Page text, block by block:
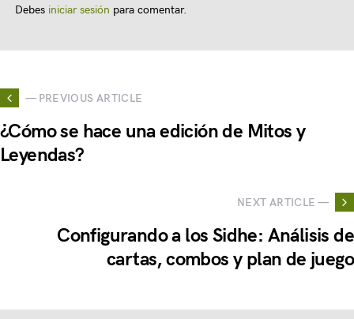
Debes iniciar sesión para comentar.
— PREVIOUS ARTICLE
¿Cómo se hace una edición de Mitos y
Leyendas?
NEXT ARTICLE —
Configurando a los Sidhe: Análisis de
cartas, combos y plan de juego